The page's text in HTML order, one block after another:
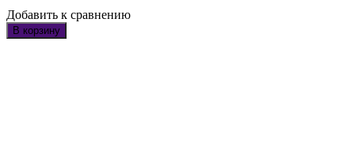
Добавить к сравнению
В корзину